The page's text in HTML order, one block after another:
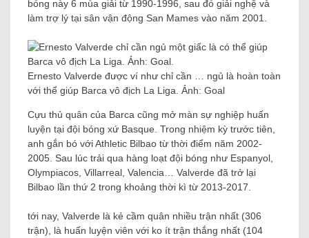
bóng này 6 mùa giải từ 1990-1996, sau đó giải nghệ và
làm trợ lý tại sân vận động San Mames vào năm 2001.
Ernesto Valverde được ví như chỉ cần … ngủ là hoàn toàn
với thể giúp Barca vô địch La Liga. Ảnh: Goal
Cựu thủ quân của Barca cũng mở màn sự nghiệp huấn
luyện tại đội bóng xứ Basque. Trong nhiệm kỳ trước tiên,
anh gắn bó với Athletic Bilbao từ thời điểm năm 2002-
2005. Sau lúc trải qua hàng loạt đội bóng như Espanyol,
Olympiacos, Villarreal, Valencia… Valverde đã trở lại
Bilbao lần thứ 2 trong khoảng thời kì từ 2013-2017.
tới nay, Valverde là kẻ cầm quân nhiều trận nhất (306
trận), là huấn luyện viên với ko ít trận thắng nhất (104